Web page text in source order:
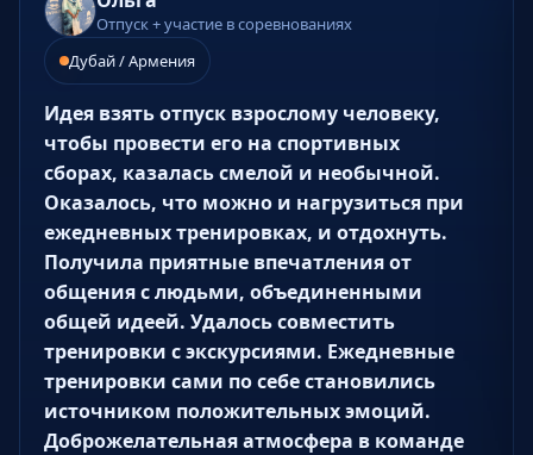
Отпуск + участие в соревнованиях
Дубай / Армения
Идея взять отпуск взрослому человеку,
чтобы провести его на спортивных
сборах, казалась смелой и необычной.
Оказалось, что можно и нагрузиться при
ежедневных тренировках, и отдохнуть.
Получила приятные впечатления от
общения с людьми, объединенными
общей идеей. Удалось совместить
тренировки с экскурсиями. Ежедневные
тренировки сами по себе становились
источником положительных эмоций.
Доброжелательная атмосфера в команде